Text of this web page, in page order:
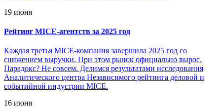
19 июня
Рейтинг MICE-агентств за 2025 год
Каждая третья MICE-компания завершила 2025 год со
снижением выручки. При этом рынок официально вырос.
Парадокс? Не совсем. Делимся результатами исследования
Аналитического центра Независимого рейтинга деловой и
событийной индустрии MICE.
16 июня